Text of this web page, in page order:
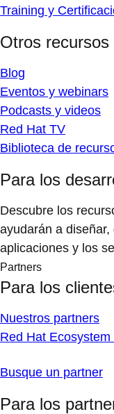
Training y
Otros
Blog
Eventos y webinars
Podcasts y videos
Red Hat TV
Biblioteca de
Para los
Descubre los
ayudarán a
aplicaciones y los
Partners
Para los
Nuestros partners
Red Hat Ecosystem
Busque un partner
Para los